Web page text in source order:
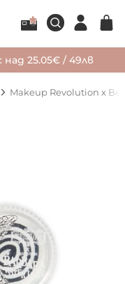
25.05€ / 49лв
Makeup Revolution x